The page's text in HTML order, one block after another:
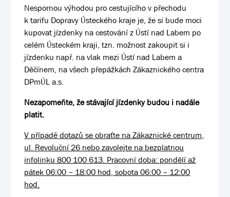
Nespornou výhodou pro cestujícího v přechodu
k tarifu Dopravy Ústeckého kraje je, že si bude moci
kupovat jízdenky na cestování z Ústí nad Labem po
celém Ústeckém kraji, tzn. možnost zakoupit si i
jízdenku např. na vlak mezi Ústí nad Labem a
Děčínem, na všech přepážkách Zákaznického centra
DPmÚL a.s.
Nezapomeňte, že stávající jízdenky budou i nadále
platit.
V případě dotazů se obraťte na Zákaznické centrum,
ul. Revoluční 26 nebo zavolejte na bezplatnou
infolinku 800 100 613. Pracovní doba: pondělí až
pátek 06:00 – 18:00 hod, sobota 06:00 – 12:00
hod.